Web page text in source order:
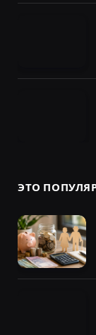
ЭТО